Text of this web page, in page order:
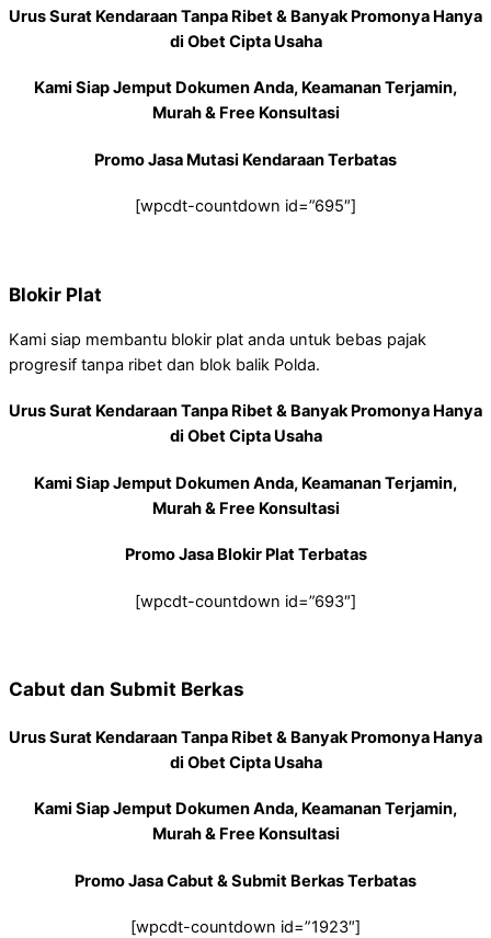
Urus Surat Kendaraan Tanpa Ribet & Banyak Promonya Hanya
di Obet Cipta Usaha
Kami Siap Jemput Dokumen Anda, Keamanan Terjamin,
Murah & Free Konsultasi
Promo Jasa Mutasi Kendaraan Terbatas
[wpcdt-countdown id=”695″]
Blokir Plat
Kami siap membantu blokir plat anda untuk bebas pajak
progresif tanpa ribet dan blok balik Polda.
Urus Surat Kendaraan Tanpa Ribet & Banyak Promonya Hanya
di Obet Cipta Usaha
Kami Siap Jemput Dokumen Anda, Keamanan Terjamin,
Murah & Free Konsultasi
Promo Jasa Blokir Plat Terbatas
[wpcdt-countdown id=”693″]
Cabut dan Submit Berkas
Urus Surat Kendaraan Tanpa Ribet & Banyak Promonya Hanya
di Obet Cipta Usaha
Kami Siap Jemput Dokumen Anda, Keamanan Terjamin,
Murah & Free Konsultasi
Promo Jasa Cabut & Submit Berkas Terbatas
[wpcdt-countdown id=”1923″]